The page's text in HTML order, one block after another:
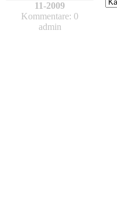
11-2009
Kommentare: 0
admin